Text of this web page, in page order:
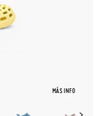
MÁS INFO